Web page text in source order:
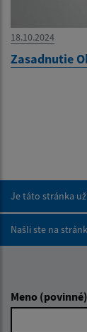
18.10.2024
Zasadnutie
Je táto stránka
Našli ste na
Meno (povinné)